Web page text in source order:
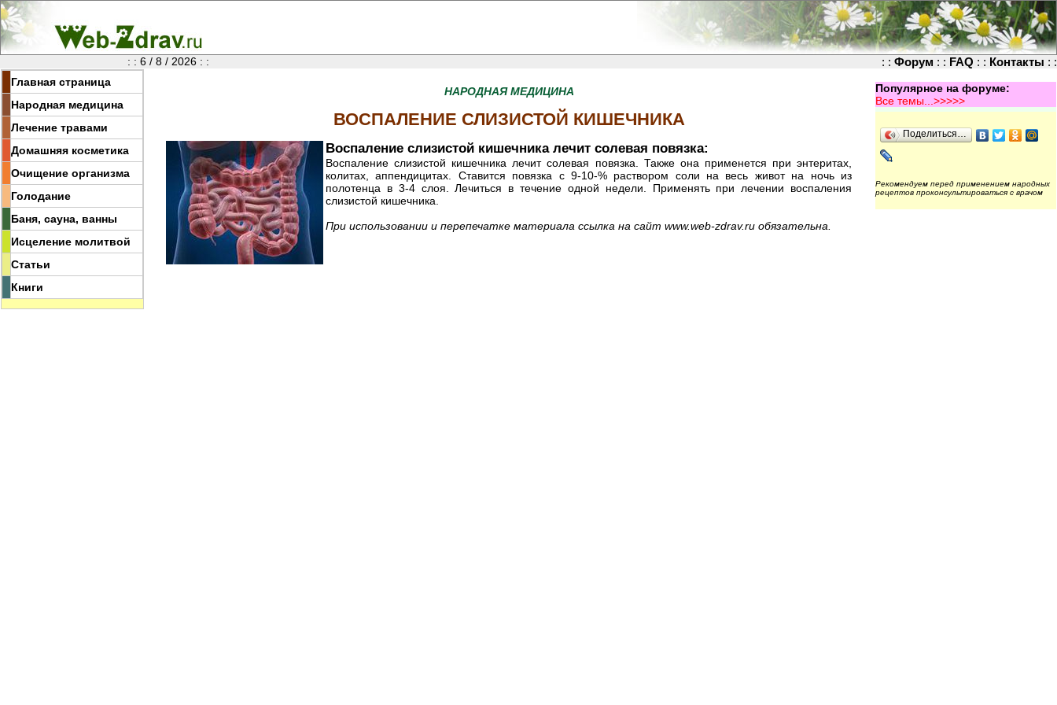
: : 6 / 8 / 2026 : : : : Форум : : FAQ : : Контакты : :
Главная страница
Народная медицина
Лечение травами
Домашняя косметика
Очищение организма
Голодание
Баня, сауна, ванны
Исцеление молитвой
Статьи
Книги
НАРОДНАЯ МЕДИЦИНА
ВОСПАЛЕНИЕ СЛИЗИСТОЙ КИШЕЧНИКА
Воспаление слизистой кишечника лечит солевая повязка:
Воспаление слизистой кишечника лечит солевая повязка. Также она применется при энтеритах,
колитах, аппендицитах. Ставится повязка с 9-10-% раствором соли на весь живот на ночь из
полотенца в 3-4 слоя. Лечиться в течение одной недели. Применять при лечении воспаления
слизистой кишечника.
При использовании и перепечатке материала ссылка на сайт www.web-zdrav.ru обязательна.
Популярное на форуме:
Все темы...>>>>>
Поделиться…
Рекомендуем перед применением народных
рецептов проконсультироваться с врачом